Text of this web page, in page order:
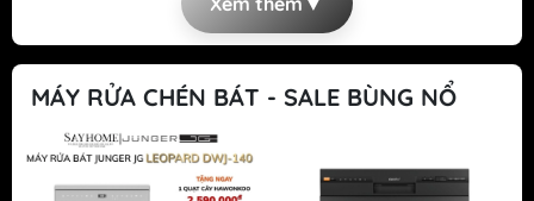
MÁY RỬA CHÉN BÁT - SALE BÙNG NỔ